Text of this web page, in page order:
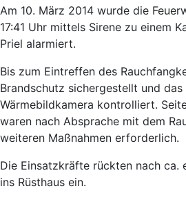
Am 10. März 2014 wurde die
17:41 Uhr mittels Sirene zu einem
Priel alarmiert.
Bis zum Eintreffen des
Brandschutz sichergestellt und
Wärmebildkamera kontrolliert.
waren nach Absprache mit dem
weiteren Maßnahmen erforderlich.
Die Einsatzkräfte rückten nach ca.
ins Rüsthaus ein.